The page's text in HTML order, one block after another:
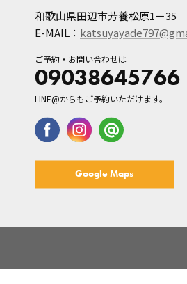
和歌山県田辺市芳養松原1－35
E-MAIL：
ご予約・お問い合わせは
09038645766
LINE@からもご予約いただけます。
Google Maps